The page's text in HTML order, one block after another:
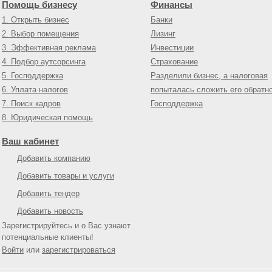
Помощь бизнесу
1. Открыть бизнес
2. Выбор помещения
3. Эффективная реклама
4. Подбор аутсорсинга
5. Господдержка
6. Уплата налогов
7. Поиск кадров
8. Юридическая помощь
Финансы
Банки
Лизинг
Инвестиции
Страхование
Разделили бизнес, а налоговая
попыталась сложить его
Господдержка
Ваш кабинет
Добавить компанию
Добавить товары и услуги
Добавить тендер
Добавить новость
Зарегистрируйтесь и о Вас узнают
потенциальные клиенты!
Войти или зарегистрироваться